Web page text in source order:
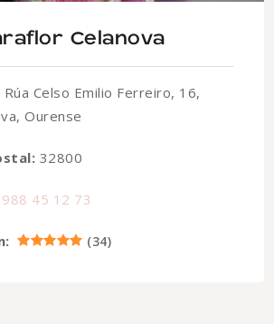
Celanova
Rúa Celso Emilio Ferreiro, 16,
Ourense
32800
988 45 12 73
(34)